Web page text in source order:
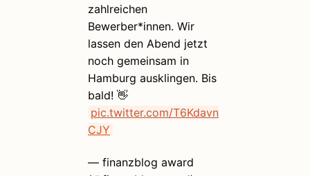
zahlreichen
Bewerber*innen. Wir
lassen den Abend jetzt
noch gemeinsam in
Hamburg ausklingen. Bis
bald! 👋
pic.twitter.com/T6Kdavn
CJY
— finanzblog award